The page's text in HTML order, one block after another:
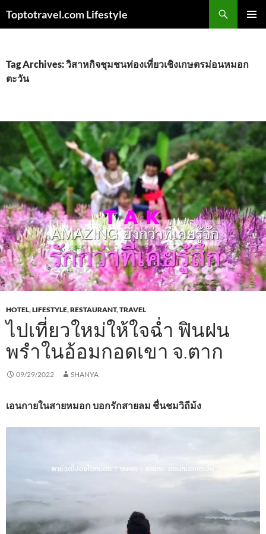
Toptotravel.com Lifestyle
Tag Archives: วิสาหกิจชุมชนท่องเที่ยวเชิงเกษตรม่อนหมอก
ตะวัน
HOTEL,LIFESTYLE,RESTAURANT,TRAVEL
ไปเที่ยวใหม่ให้ใจฉ่ำ ฟินฝน
พรำในอ้อมกอดเขา จ.ตาก
09/29/2022 SHANYA
เอนกายในสายหมอก บอกรักสายลม ชื่นชมวิถีม้ง